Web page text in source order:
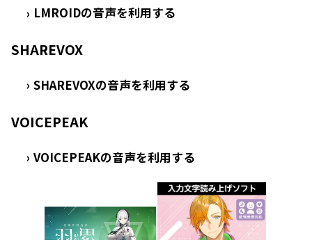
› LMROIDの音声を利用する
SHAREVOX
› SHAREVOXの音声を利用する
VOICEPEAK
› VOICEPEAKの音声を利用する